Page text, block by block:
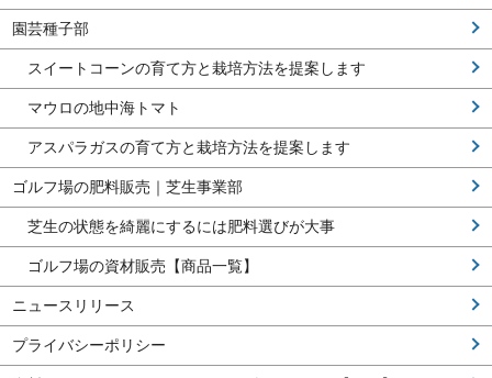
園芸種子部
スイートコーンの育て方と栽培方法を提案します
マウロの地中海トマト
アスパラガスの育て方と栽培方法を提案します
ゴルフ場の肥料販売｜芝生事業部
芝生の状態を綺麗にするには肥料選びが大事
ゴルフ場の資材販売【商品一覧】
ニュースリリース
プライバシーポリシー